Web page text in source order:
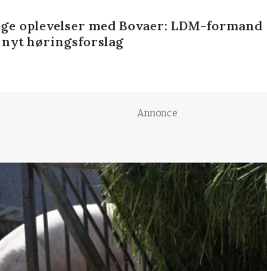
oplevelser med Bovaer: LDM-formand
høringsforslag
Annonce